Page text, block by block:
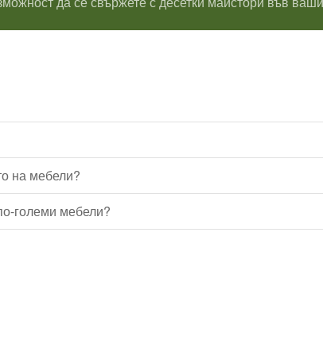
на мебели?
големи мебели?